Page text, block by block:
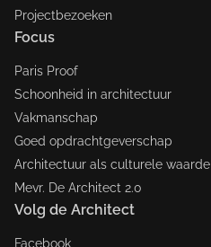
Projectbezoeken
Focus
Paris Proof
Schoonheid in architectuur
Vakmanschap
Goed opdrachtgeverschap
Architectuur als culturele waarde
Mevr. De Architect 2.0
Volg de Architect
Facebook